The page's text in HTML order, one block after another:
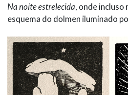
Na noite estrelecida, onde incluso
esquema do dolmen iluminado